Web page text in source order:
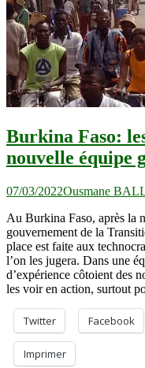
Burkina Faso:
nouvelle équipe
07/03/2022Ousmane
Au Burkina Faso, après la
gouvernement de la
place est faite aux
l’on les jugera. Dans une
d’expérience côtoient des
les voir en action, surtout
Twitter Facebook
Imprimer